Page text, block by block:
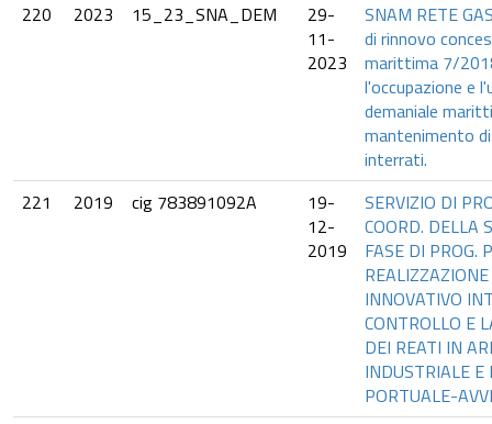
220
2023 15_23_SNA_DEM
29-
11-
2023
SNAM RETE
di rinnovo
marittima 7/
l'occupazione e
demaniale
mantenimento
interrati.
221
2019 cig 783891092A
19-
12-
2019
SERVIZIO DI
COORD. DELLA
FASE DI PROG.
INNOVATIVO
CONTROLLO E
DEI REATI IN
INDUSTRIALE E
PORTUALE-